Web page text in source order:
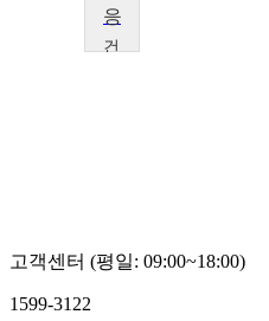
건
고객센터 (평일: 09:00~18:00)
1599-3122